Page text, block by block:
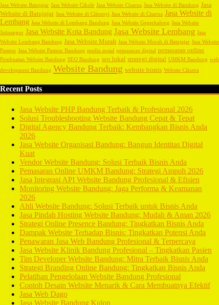
Jasa Website Batujajar Jasa Website Cikole Jasa Website Cisarua Jasa Website di Bandung Jasa
Website di Batujajar Jasa Website di Cileunyi Jasa Website di Cisarua Jasa Website di
Lembang Jasa Website di Lembang Bandung Jasa Website Gegerkalong Jasa Website
Jatinangor Jasa Website Kota Bandung Jasa Website Lembang Jasa
Website Lembang Bandung Jasa Website Murah Jasa Website Murah di Batujajar Jasa Website
Pasteur Jasa Website Pasteur Bandung media sosial pemasaran digital pemasaran online
Pembuatan Website Bandung SEO Bandung seo lokal strategi digital UMKM Bandung web
development Bandung Website Bandung website bisnis Website Cikutra
Recent Posts
Jasa Website PHP Bandung Terbaik & Profesional 2026
Solusi Troubleshooting Website Bandung Cepat & Tepat
Digital Agency Bandung Terbaik: Kembangkan Bisnis Anda
2026
Jasa Website Organisasi Bandung: Bangun Identitas Digital
Kuat
Vendor Website Bandung: Solusi Terbaik Bisnis Anda
Pemasaran Online UMKM Bandung: Strategi Ampuh 2026
Jasa Integrasi API Website Bandung Profesional & Efisien
Monitoring Website Bandung: Jaga Performa & Keamanan
2026
Ahli Website Bandung: Solusi Terbaik untuk Bisnis Anda
Jasa Pindah Hosting Website Bandung: Mudah & Aman 2026
Strategi Online Presence Bandung: Tingkatkan Bisnis Anda
Dampak Website Terhadap Bisnis: Tingkatkan Potensi Anda
Penawaran Jasa Web Bandung Profesional & Terpercaya
Jasa Website Klinik Bandung Profesional – Tingkatkan Pasien
Tim Developer Website Bandung: Mitra Terbaik Bisnis Anda
Strategi Branding Online Bandung: Tingkatkan Bisnis Anda
Pelatihan Pengelolaan Website Bandung Profesional
Contoh Desain Website Menarik & Cara Membuatnya Efektif
Jasa Web Dago
Jasa Website Bandung Kulon